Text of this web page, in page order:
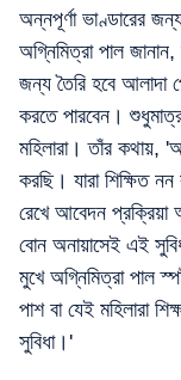
অন্নপূর্ণা ভাণ্ডারের
অগ্নিমিত্রা পাল
জন্য তৈরি হবে আলাদা
করতে পারবেন।
মহিলারা। তাঁর কথায়,
করছি। যারা শিক্ষিত
রেখে আবেদন প্রক্রিয়া
বোন অনায়াসেই এই
মুখে অগ্নিমিত্রা পাল
পাশ বা যেই মহিলারা
সুবিধা।'